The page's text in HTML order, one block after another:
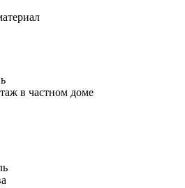
в частном доме